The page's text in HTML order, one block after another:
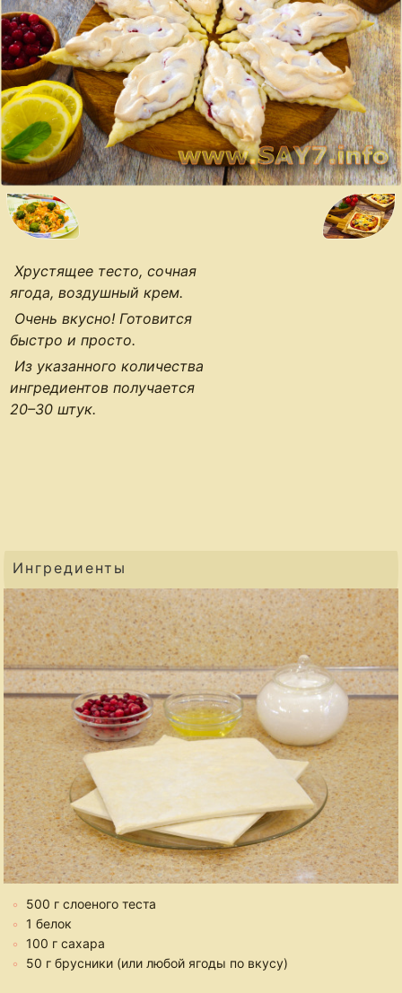
Хрустящее тесто, сочная
ягода, воздушный крем.
Очень вкусно! Готовится
быстро и просто.
Из указанного количества
ингредиентов получается
20–30 штук.
Ингредиенты
500 г слоеного теста
1 белок
100 г сахара
50 г брусники (или любой ягоды по вкусу)